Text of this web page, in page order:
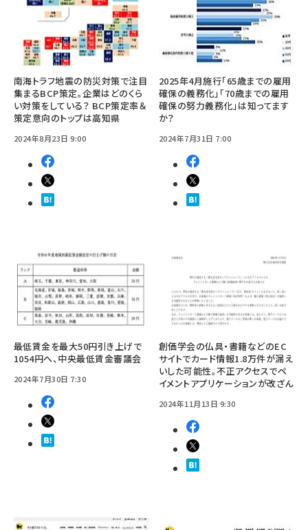
南海トラフ地震の防災対策で注目
集まるBCP策定。企業はどのくら
い対策をしている？ BCP策定率＆
策定意向のトップは高知県
2024年8月23日 9:00
2025年4月施行「65歳までの雇用
確保の義務化」「70歳までの雇用
確保の努力義務化」は知ってます
か？
2024年7月31日 7:00
最低賃金を最大50円引き上げで
1054円へ、中央最低賃金審議会
2024年7月30日 7:30
創価学会の仏具・書籍などのEC
サイトでカード情報1.8万件が漏え
いした可能性。不正アクセスでペ
イメントアプリケーションが改ざん
2024年11月13日 9:30